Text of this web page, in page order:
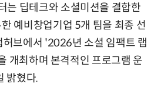
는 딥테크와 소셜미션을 결합한
예비창업기업 5개 팀을 최종 선
허브에서 '2026년 소셜 임팩트 랩
개최하며 본격적인 프로그램 운
밝혔다.